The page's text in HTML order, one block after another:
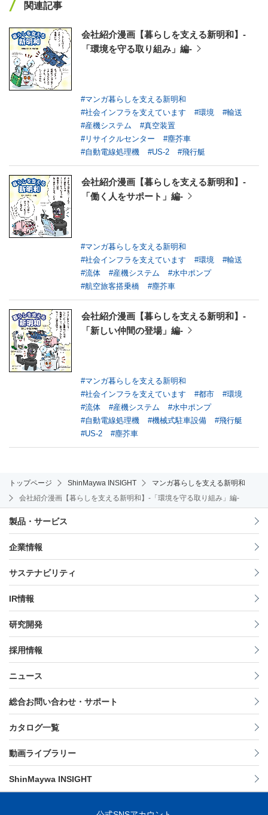
関連記事
会社紹介漫画【暮らしを支える新明和】-
「環境を守る取り組み」編-
#マンガ暮らしを支える新明和
#社会インフラを支えています
#環境
#輸送
#産機システム
#真空装置
#リサイクルセンター
#塵芥車
#自動電線処理機
#US-2 #飛行艇
会社紹介漫画【暮らしを支える新明和】-
「働く人をサポート」編-
#マンガ暮らしを支える新明和
#社会インフラを支えています
#環境
#輸送
#流体
#産機システム
#水中ポンプ
#航空旅客搭乗橋
#塵芥車
会社紹介漫画【暮らしを支える新明和】-
「新しい仲間の登場」編-
#マンガ暮らしを支える新明和
#社会インフラを支えています
#都市
#環境
#流体
#産機システム
#水中ポンプ
#自動電線処理機
#機械式駐車設備
#飛行艇
#US-2
#塵芥車
トップページ ShinMaywa INSIGHT
マンガ暮らしを支える新明和
会社紹介漫画【暮らしを支える新明和】-「環境を守る取り組み」編-
製品・サービス
企業情報
サステナビリティ
IR情報
研究開発
採用情報
ニュース
総合お問い合わせ・サポート
カタログ一覧
動画ライブラリー
ShinMaywa INSIGHT